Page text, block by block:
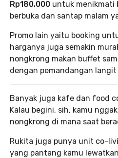
Rp180.000 untuk menikmati
berbuka dan santap malam
Promo lain yaitu booking
harganya juga semakin
nongkrong makan buffet
dengan pemandangan
Banyak juga kafe dan food
Kalau begini, sih, kamu
nongkrong di mana saat
Rukita juga punya unit co-
yang pantang kamu